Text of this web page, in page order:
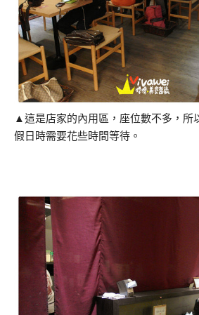
▲這是店家的內用區，座位數不多，所
假日時需要花些時間等待。